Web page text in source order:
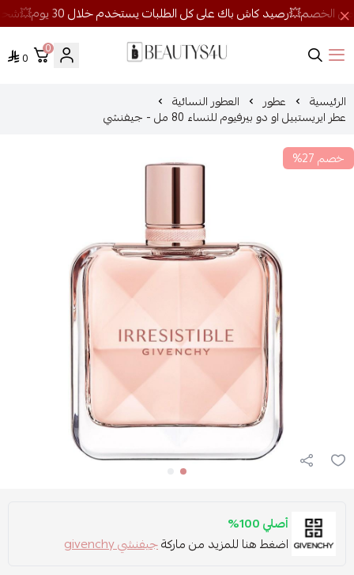
روائح الجمال
0
0
الرئيسية عطور العطور النسائية
عطر ايريستبيل او دو بيرفيوم للنساء 80 مل - جيفنشي
خصم 27%
أصلي 100%
اضغط هنا للمزيد من ماركةجيفنشي givenchy